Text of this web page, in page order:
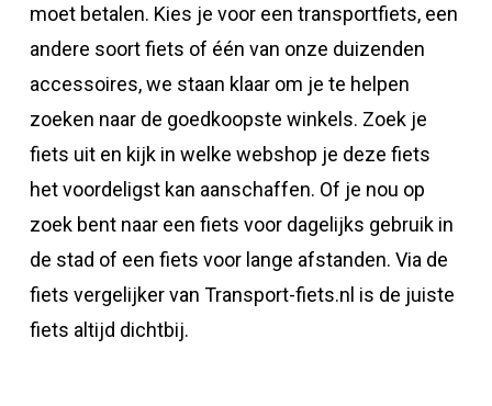
moet betalen. Kies je voor een transportfiets, een
andere soort fiets of één van onze duizenden
accessoires, we staan klaar om je te helpen
zoeken naar de goedkoopste winkels. Zoek je
fiets uit en kijk in welke webshop je deze fiets
het voordeligst kan aanschaffen. Of je nou op
zoek bent naar een fiets voor dagelijks gebruik in
de stad of een fiets voor lange afstanden. Via de
fiets vergelijker van Transport-fiets.nl is de juiste
fiets altijd dichtbij.